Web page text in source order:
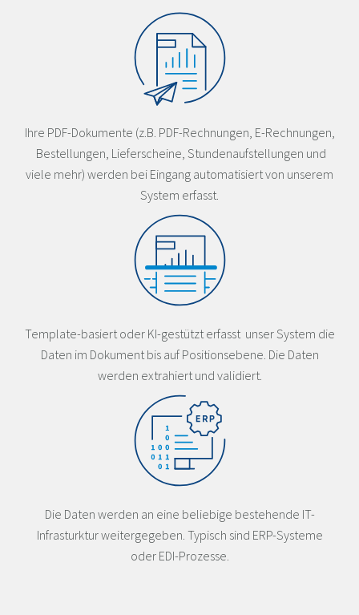
Ihre PDF-Dokumente (z.B. PDF-Rechnungen, E-Rechnungen,
Bestellungen, Lieferscheine, Stundenaufstellungen und
viele mehr) werden bei Eingang automatisiert von unserem
System erfasst.
Template-basiert oder KI-gestützt erfasst unser System die
Daten im Dokument bis auf Positionsebene. Die Daten
werden extrahiert und validiert.
Die Daten werden an eine beliebige bestehende IT-
Infrasturktur weitergegeben. Typisch sind ERP-Systeme
oder EDI-Prozesse.